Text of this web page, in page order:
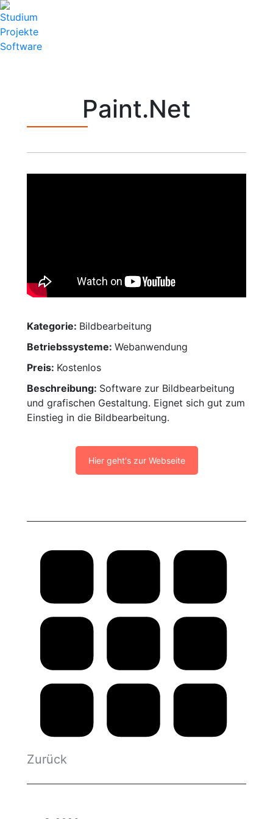
Studium
Projekte
Software
Paint.Net
Kategorie: Bildbearbeitung
Betriebssysteme: Webanwendung
Preis: Kostenlos
Beschreibung: Software zur Bildbearbeitung
und grafischen Gestaltung. Eignet sich gut zum
Einstieg in die Bildbearbeitung.
Hier geht's zur Webseite
navigation
Zurück